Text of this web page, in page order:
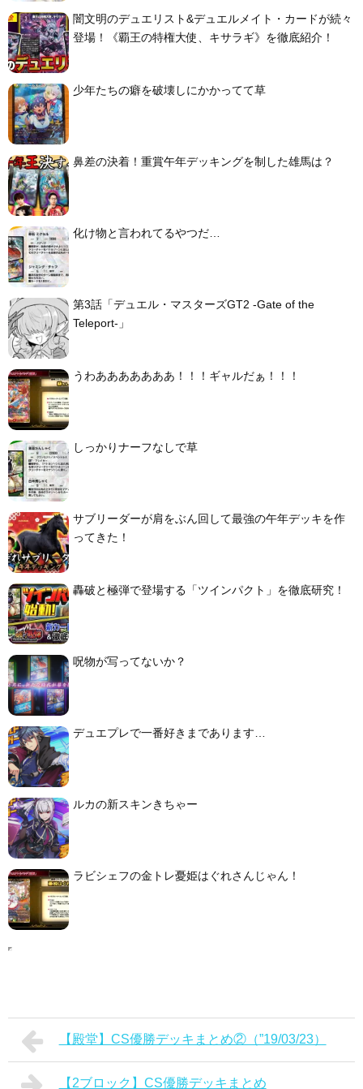
闇文明のデュエリスト&デュエルメイト・カードが続々
登場！《覇王の特権大使、キサラギ》を徹底紹介！
少年たちの癖を破壊しにかかってて草
鼻差の決着！重賞午年デッキングを制した雄馬は？
化け物と言われてるやつだ…
第3話「デュエル・マスターズGT2 -Gate of the
Teleport-」
うわあああああああ！！！ギャルだぁ！！！
しっかりナーフなしで草
サブリーダーが肩をぶん回して最強の午年デッキを作
ってきた！
轟破と極弾で登場する「ツインパクト」を徹底研究！
呪物が写ってないか？
デュエプレで一番好きまであります…
ルカの新スキンきちゃー
ラビシェフの金トレ憂姫はぐれさんじゃん！
【殿堂】CS優勝デッキまとめ②（”19/03/23）
【2ブロック】CS優勝デッキまとめ